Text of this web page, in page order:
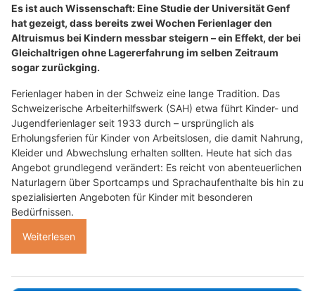
Es ist auch Wissenschaft: Eine Studie der Universität Genf
hat gezeigt, dass bereits zwei Wochen Ferienlager den
Altruismus bei Kindern messbar steigern – ein Effekt, der bei
Gleichaltrigen ohne Lagererfahrung im selben Zeitraum
sogar zurückging.
Ferienlager haben in der Schweiz eine lange Tradition. Das
Schweizerische Arbeiterhilfswerk (SAH) etwa führt Kinder- und
Jugendferienlager seit 1933 durch – ursprünglich als
Erholungsferien für Kinder von Arbeitslosen, die damit Nahrung,
Kleider und Abwechslung erhalten sollten. Heute hat sich das
Angebot grundlegend verändert: Es reicht von abenteuerlichen
Naturlagern über Sportcamps und Sprachaufenthalte bis hin zu
spezialisierten Angeboten für Kinder mit besonderen
Bedürfnissen.
Weiterlesen